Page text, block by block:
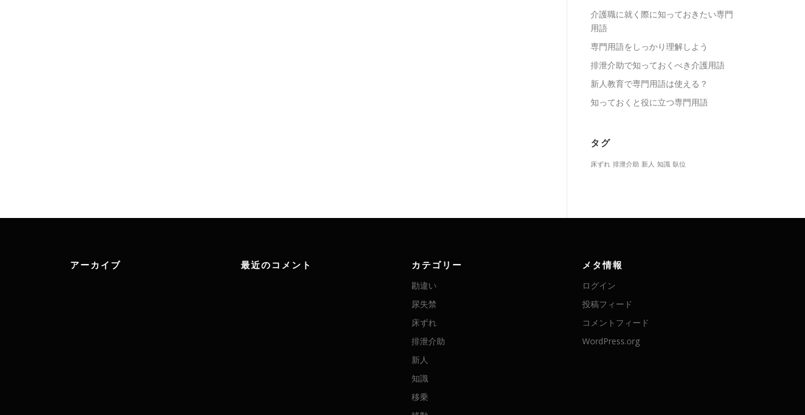
介護職に就く際に知っておきたい専門
用語
専門用語をしっかり理解しよう
排泄介助で知っておくべき介護用語
新人教育で専門用語は使える？
知っておくと役に立つ専門用語
タグ
床ずれ 排泄介助 新人 知識 臥位
アーカイブ 最近のコメント カテゴリー
勘違い
尿失禁
床ずれ
排泄介助
新人
知識
移乗
メタ情報
ログイン
投稿フィード
コメントフィード
WordPress.org